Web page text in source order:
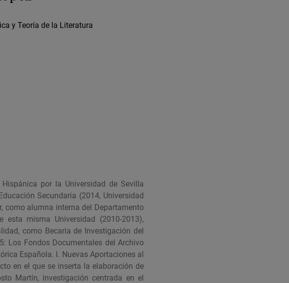
y Teoría de la Literatura
por la Universidad de Sevilla
Secundaria (2014, Universidad
como alumna interna del Departamento
misma Universidad (2010-2013),
como Becaria de Investigación del
Los Fondos Documentales del Archivo
Española. I. Nuevas Aportaciones al
en el que se inserta la elaboración de
Martín, investigación centrada en el